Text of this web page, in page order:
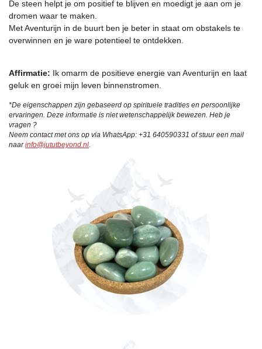
De steen helpt je om positief te blijven en moedigt je aan om je
dromen waar te maken.
Met Aventurijn in de buurt ben je beter in staat om obstakels te
overwinnen en je ware potentieel te ontdekken.
Affirmatie: Ik omarm de positieve energie van Aventurijn en laat
geluk en groei mijn leven binnenstromen.
*De eigenschappen zijn gebaseerd op spirituele tradities en persoonlijke
ervaringen. Deze informatie is niet wetenschappelijk bewezen. Heb je
vragen ?
Neem contact met ons op via WhatsApp: +31 640590331 of stuur een mail
naarinfo@jututbeyond.nl